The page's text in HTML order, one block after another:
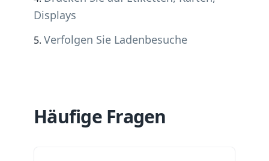
Displays
Verfolgen Sie Ladenbesuche
Häufige Fragen